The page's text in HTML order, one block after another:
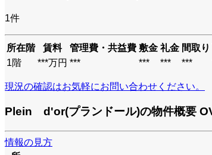
1件
所在階 賃料 管理費・共益費 敷金 礼金 間取り
1階
***万円 *** *** *** ***
現況の確認はお気軽にお問い合わせください。
Plein d'or(プランドール)の物件概要
情報の見方